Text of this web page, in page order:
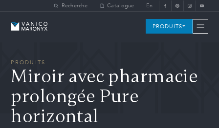
Skip to main contentRecherche Catalogue En
Vanico-Maronyx PRODUITS
PRODUITS
Miroir avec pharmacie
prolongée Pure
horizontal